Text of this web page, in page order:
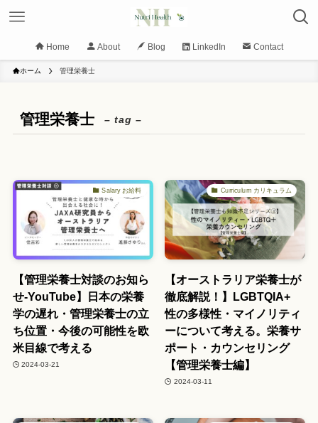
Home About Blog LinkedIn Contact
ホーム 管理栄養士
管理栄養士 – tag –
Salary お給料
【管理栄養士対談のお知ら
せ-YouTube】日本の栄養
学の遅れ・管理栄養士の立
ち位置・今後の可能性を欧
米目線で考える
2024-03-21
Curriculum カリキュラム
【オーストラリア栄養士が
徹底解説！】LGBTQIA+
性の多様性・マイノリティ
ーについて考える。栄養サ
ポート・カウンセリング
【管理栄養士編】
2024-03-11